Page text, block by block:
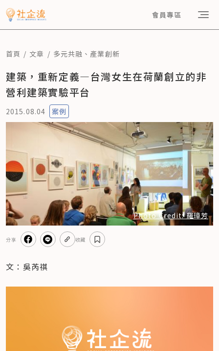
會員專區
首頁 文章 多元共融 、 產業創新
建築，重新定義—台灣女生在荷蘭創立的非
營利建築實驗平台
2015.08.04 案例
Photo Credit: 羅璋芳
分享 收藏
文：吳芮祺